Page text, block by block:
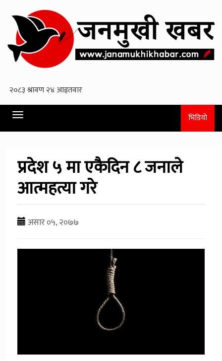
Toggle
navigation
भिडियो
प्रदेश ५ मा एकैदिन ८ जनाले
आत्महत्या गरे
असार ०५, २०७७